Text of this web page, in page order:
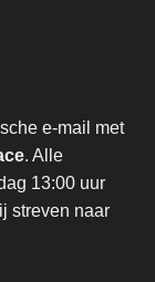
e-mail met
. Alle
13:00 uur
streven naar